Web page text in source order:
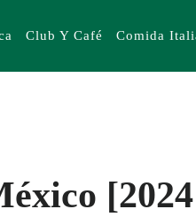
Club Y Café Comida
[2024